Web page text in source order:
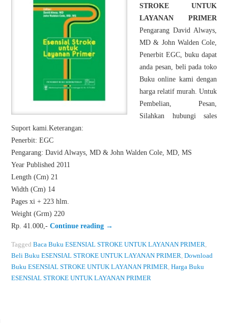
STROKE UNTUK
LAYANAN PRIMER
Pengarang David Always,
MD & John Walden Cole,
Penerbit EGC, buku dapat
anda pesan, beli pada toko
Buku online kami dengan
harga relatif murah. Untuk
Pembelian, Pesan,
Silahkan hubungi sales
Suport kami.Keterangan:
Penerbit: EGC
Pengarang: David Always, MD & John Walden Cole, MD, MS
Year Published 2011
Length (Cm) 21
Width (Cm) 14
Pages xi + 223 hlm.
Weight (Grm) 220
Rp. 41.000,- Continue reading →
Tagged Baca Buku ESENSIAL STROKE UNTUK LAYANAN PRIMER
Beli Buku ESENSIAL STROKE UNTUK LAYANAN PRIMER Download
Buku ESENSIAL STROKE UNTUK LAYANAN PRIMER Harga Buku
ESENSIAL STROKE UNTUK LAYANAN PRIMER